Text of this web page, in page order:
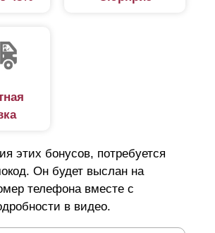
этих бонусов, потребуется
Он будет выслан на
телефона вместе с
в видео.